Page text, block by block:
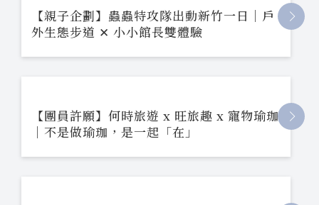
【親子企劃】蟲蟲特攻隊出動新竹一日｜戶
外生態步道 ✕ 小小館長雙體驗
【團員許願】何時旅遊 x 旺旅趣 x 寵物瑜珈
｜不是做瑜珈，是一起「在」